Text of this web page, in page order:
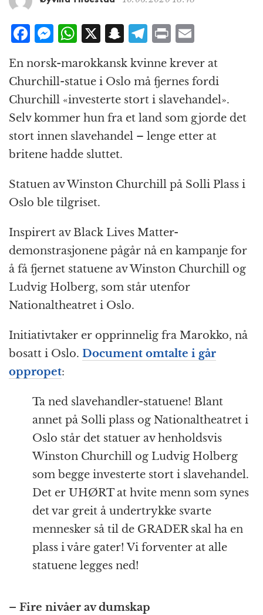
F
c
e
b
o
o
k
M
ss
e
n
g
e
r
W
at
s
A
p
p
X S
n
a
p
c
h
at
T
e
g
r
a
m
P
ri
n
t
ai
l
En norsk-marokkansk kvinne krever at
Churchill-statue i Oslo må fjernes fordi
Churchill «investerte stort i slavehandel».
Selv kommer hun fra et land som gjorde det
stort innen slavehandel – lenge etter at
britene hadde sluttet.
Statuen av Winston Churchill på Solli Plass i
Oslo ble tilgriset.
Inspirert av Black Lives Matter-
demonstrasjonene pågår nå en kampanje for
å få fjernet statuene av Winston Churchill og
Ludvig Holberg, som står utenfor
Nationaltheatret i Oslo.
Initiativtaker er opprinnelig fra Marokko, nå
bosatt i Oslo. Document omtalte i går
oppropet:
Ta ned slavehandler-statuene! Blant
annet på Solli plass og Nationaltheatret i
Oslo står det statuer av henholdsvis
Winston Churchill og Ludvig Holberg
som begge investerte stort i slavehandel.
Det er UHØRT at hvite menn som synes
det var greit å undertrykke svarte
mennesker så til de GRADER skal ha en
plass i våre gater! Vi forventer at alle
statuene legges ned!
– Fire nivåer av dumskap